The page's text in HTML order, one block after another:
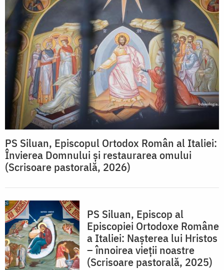
PS Siluan, Episcopul Ortodox Român al Italiei:
Învierea Domnului și restaurarea omului
(Scrisoare pastorală, 2026)
PS Siluan, Episcop al
Episcopiei Ortodoxe Române
a Italiei: Nașterea lui Hristos
– înnoirea vieții noastre
(Scrisoare pastorală, 2025)